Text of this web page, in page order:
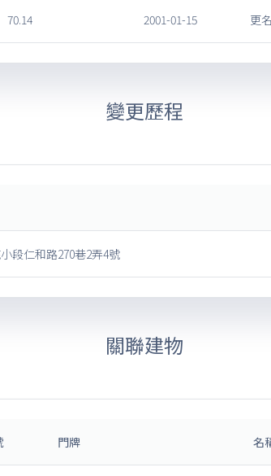
70.14 2001-01-15 更名
變更歷程
段仁和路270巷2弄4號
關聯建物
門牌 名